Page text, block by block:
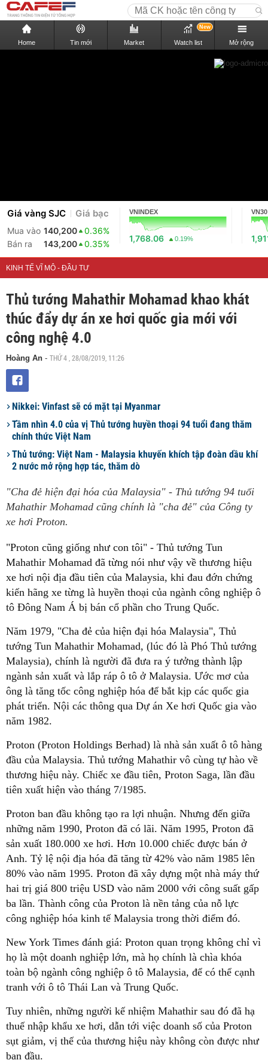
Home Tin mới Market Watch list
New
Mở rộng
Giá vàng SJC Giá bạc
Mua vào 140,200
0.36%
Bán ra
143,200 0.35%
VNINDEX
1,768.06 0.19%
VN30
KINH TẾ VĨ MÔ - ĐẦU TƯ
Thủ tướng Mahathir Mohamad khao khát
thúc đẩy dự án xe hơi quốc gia mới với
công nghệ 4.0
Hoàng An - THỨ 4 , 28/08/2019, 11:26
Nikkei: Vinfast sẽ có mặt tại Myanmar
Tầm nhìn 4.0 của vị Thủ tướng huyền thoại 94 tuổi đang thăm
chính thức Việt Nam
Thủ tướng: Việt Nam - Malaysia khuyến khích tập đoàn dầu khí
2 nước mở rộng hợp tác, thăm dò
"Cha đẻ hiện đại hóa của Malaysia" - Thủ tướng 94 tuổi
Mahathir Mohamad cũng chính là "cha đẻ" của Công ty
xe hơi Proton.
"Proton cũng giống như con tôi" - Thủ tướng Tun
Mahathir Mohamad đã từng nói như vậy về thương hiệu
xe hơi nội địa đầu tiên của Malaysia, khi đau đớn chứng
kiến hãng xe từng là huyền thoại của ngành công nghiệp ô
tô Đông Nam Á bị bán cổ phần cho Trung Quốc.
Năm 1979, "Cha đẻ của hiện đại hóa Malaysia", Thủ
tướng Tun Mahathir Mohamad, (lúc đó là Phó Thủ tướng
Malaysia), chính là người đã đưa ra ý tưởng thành lập
ngành sản xuất và lắp ráp ô tô ở Malaysia. Ước mơ của
ông là tăng tốc công nghiệp hóa để bắt kịp các quốc gia
phát triển. Nội các thông qua Dự án Xe hơi Quốc gia vào
năm 1982.
Proton (Proton Holdings Berhad) là nhà sản xuất ô tô hàng
đầu của Malaysia. Thủ tướng Mahathir vô cùng tự hào về
thương hiệu này. Chiếc xe đầu tiên, Proton Saga, lần đầu
tiên xuất hiện vào tháng 7/1985.
Proton ban đầu không tạo ra lợi nhuận. Nhưng đến giữa
những năm 1990, Proton đã có lãi. Năm 1995, Proton đã
sản xuất 180.000 xe hơi. Hơn 10.000 chiếc được bán ở
Anh. Tỷ lệ nội địa hóa đã tăng từ 42% vào năm 1985 lên
80% vào năm 1995. Proton đã xây dựng một nhà máy thứ
hai trị giá 800 triệu USD vào năm 2000 với công suất gấp
ba lần. Thành công của Proton là nền tảng của nỗ lực
công nghiệp hóa kinh tế Malaysia trong thời điểm đó.
New York Times đánh giá: Proton quan trọng không chỉ vì
họ là một doanh nghiệp lớn, mà họ chính là chìa khóa
toàn bộ ngành công nghiệp ô tô Malaysia, để có thể cạnh
tranh với ô tô Thái Lan và Trung Quốc.
Tuy nhiên, những người kế nhiệm Mahathir sau đó đã hạ
thuế nhập khẩu xe hơi, dẫn tới việc doanh số của Proton
sụt giảm, vị thế của thương hiệu này không còn được như
ban đầu.